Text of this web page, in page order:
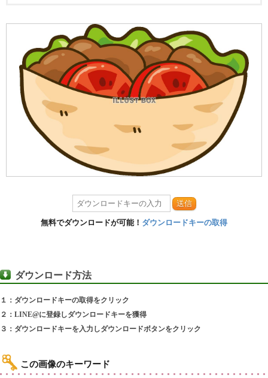
送信
無料でダウンロードが可能！ ダウンロードキーの取得
ダウンロード方法
１：ダウンロードキーの取得をクリック
２：LINE@に登録しダウンロードキーを獲得
３：ダウンロードキーを入力しダウンロードボタンをクリック
この画像のキーワード